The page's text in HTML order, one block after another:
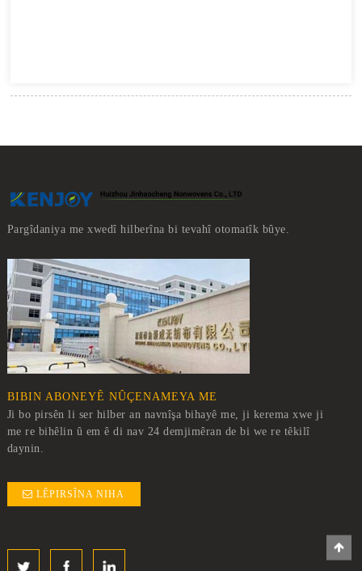
Pargîdaniya me xwedî hilberîna bi tevahî otomatîk bûye.
BIBIN ABONEYÊ NÛÇENAMEYA ME
Ji bo pirsên li ser hilber an navnîşa bihayê me, ji kerema xwe ji
me re bihêlin û em ê di nav 24 demjimêran de bi we re têkilî
daynin.
LÊPIRSÎNA NIHA